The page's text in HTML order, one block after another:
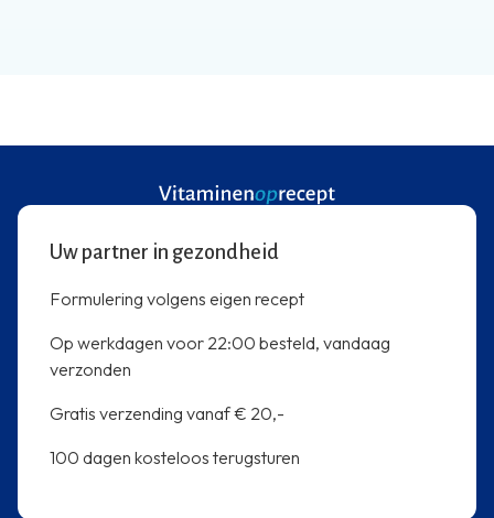
Uw partner in gezondheid
Formulering volgens eigen recept
Op werkdagen voor 22:00 besteld, vandaag
verzonden
Gratis verzending vanaf € 20,-
100 dagen kosteloos terugsturen